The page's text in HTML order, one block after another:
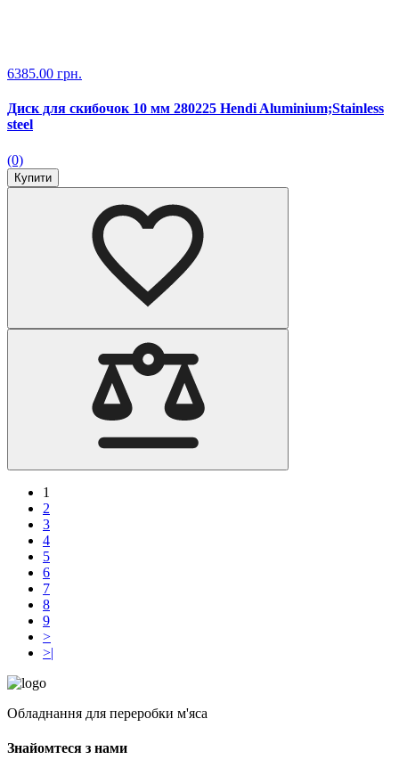
6385.00 грн.
Диск для скибочок 10 мм 280225 Hendi Aluminium;Stainless
steel
(0)
Купити
1
2
3
4
5
6
7
8
9
>
>|
Обладнання для переробки м'яса
Знайомтеся з нами